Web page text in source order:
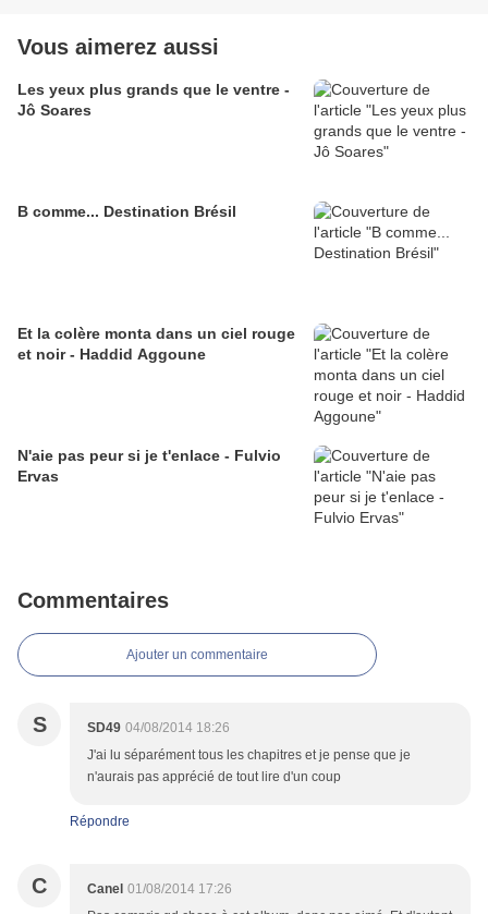
Vous aimerez aussi
Les yeux plus grands que le ventre -
Jô Soares
B comme... Destination Brésil
Et la colère monta dans un ciel rouge
et noir - Haddid Aggoune
N'aie pas peur si je t'enlace - Fulvio
Ervas
Commentaires
Ajouter un commentaire
S SD49 04/08/2014 18:26
J'ai lu séparément tous les chapitres et je pense que je
n'aurais pas apprécié de tout lire d'un coup
Répondre
C Canel 01/08/2014 17:26